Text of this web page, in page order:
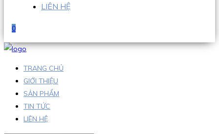
LIÊN HỆ
0
TRANG CHỦ
GIỚI THIỆU
SẢN PHẨM
TIN TỨC
LIÊN HỆ